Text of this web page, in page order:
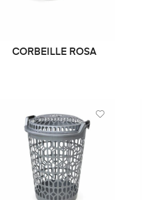
CORBEILLE ROSA